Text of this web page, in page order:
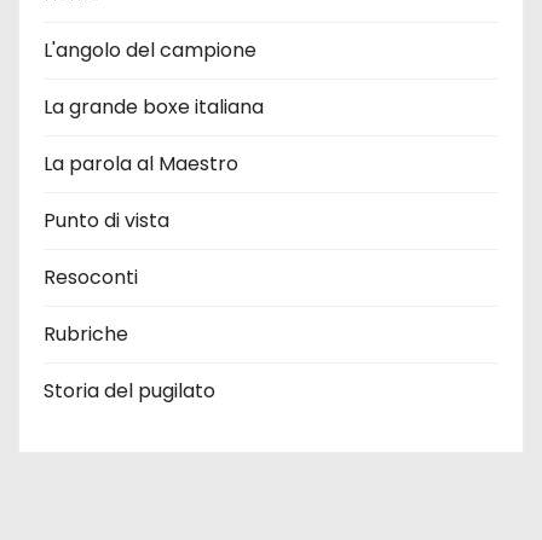
L'angolo del campione
La grande boxe italiana
La parola al Maestro
Punto di vista
Resoconti
Rubriche
Storia del pugilato